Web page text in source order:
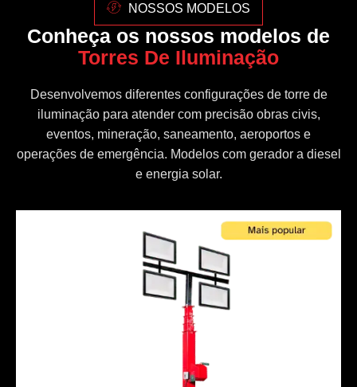
NOSSOS MODELOS
Conheça os nossos modelos de
Torres De Iluminação
Desenvolvemos diferentes configurações de torre de
iluminação para atender com precisão obras civis,
eventos, mineração, saneamento, aeroportos e
operações de emergência. Modelos com gerador a diesel
e energia solar.